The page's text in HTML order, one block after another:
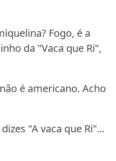
Fogo, é a
da "Vaca que Ri",
é americano. Acho
"A vaca que Ri"...